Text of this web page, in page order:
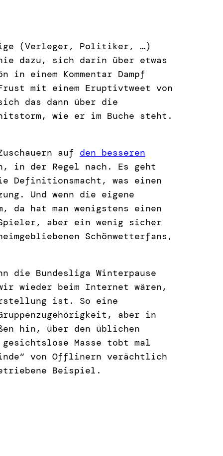
(Verleger, Politiker, …)
dazu, sich darin über etwas
einem Kommentar Dampf
mit einem Eruptivtweet von
das dann über die
wie er im Buche steht.
auf den besseren
in der Regel nach. Es geht
Definitionsmacht, was einen
Und wenn die eigene
hat man wenigstens einen
aber ein wenig sicher
Schönwetterfans,
die Bundesliga Winterpause
wieder beim Internet wären,
ist. So eine
aber in
hin, über den üblichen
gesichtslose Masse tobt mal
von Offlinern verächtlich
Beispiel.